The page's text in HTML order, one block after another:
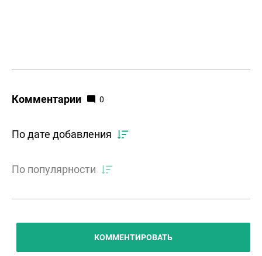
Комментарии 0
По дате добавления
По популярности
КОММЕНТИРОВАТЬ